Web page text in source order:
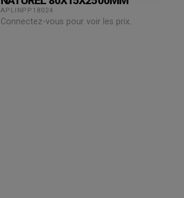
APLINPP18024
Connectez-vous pour voir les prix.